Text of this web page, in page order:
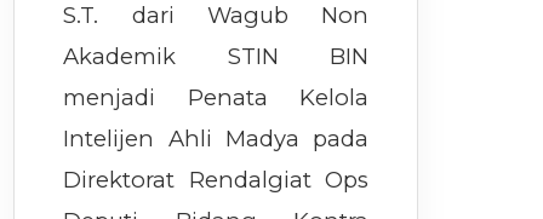
S.T. dari Wagub Non
Akademik STIN BIN
menjadi Penata Kelola
Intelijen Ahli Madya pada
Direktorat Rendalgiat Ops